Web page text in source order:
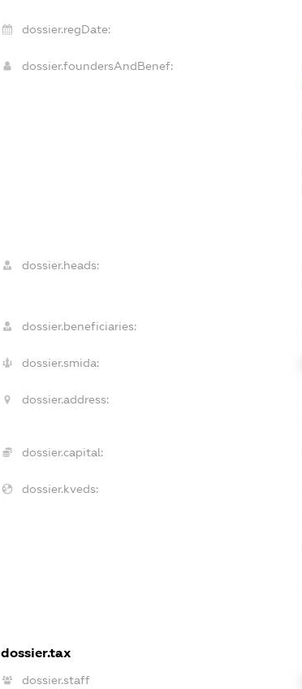
dossier.regDate:
dossier.foundersAndBenef:
dossier.heads:
dossier.beneficiaries:
dossier.smida:
dossier.address:
dossier.capital:
dossier.kveds:
dossier.tax
dossier.staff